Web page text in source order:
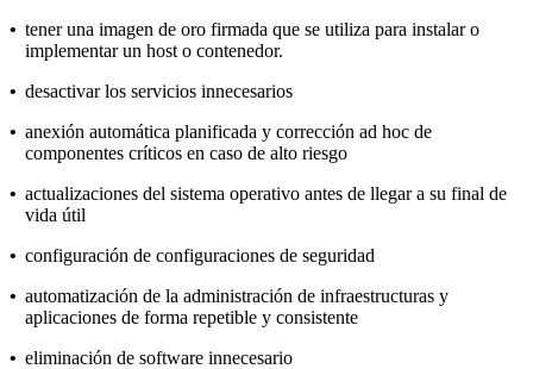
• tener una imagen de oro firmada que se utiliza para instalar o
implementar un host o contenedor.
• desactivar los servicios innecesarios
• anexión automática planificada y corrección ad hoc de
componentes críticos en caso de alto riesgo
• actualizaciones del sistema operativo antes de llegar a su final de
vida útil
• configuración de configuraciones de seguridad
• automatización de la administración de infraestructuras y
aplicaciones de forma repetible y consistente
• eliminación de software innecesario